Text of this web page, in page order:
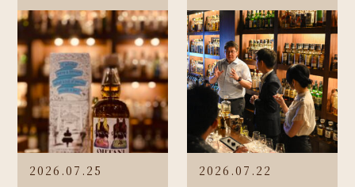
2026.07.25 2026.07.22